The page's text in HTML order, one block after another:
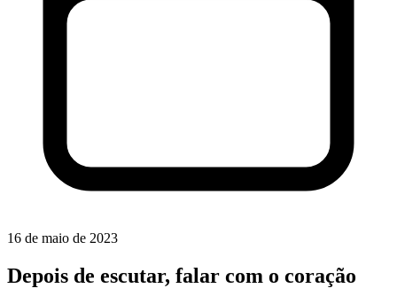
16 de maio de 2023
Depois de escutar, falar com o coração